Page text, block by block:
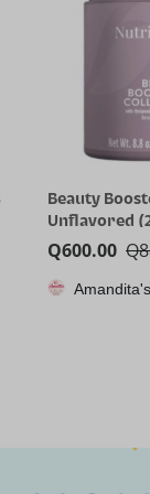
RG35XX H,
juegos
Anbernic
64GTF,
dual, pantalla
Q1,115.85
CPX